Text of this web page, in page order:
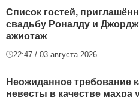
Список гостей,
свадьбу Роналду и
ажиотаж
22:47 / 03 августа 2026
Неожиданное требование
невесты в качестве махра